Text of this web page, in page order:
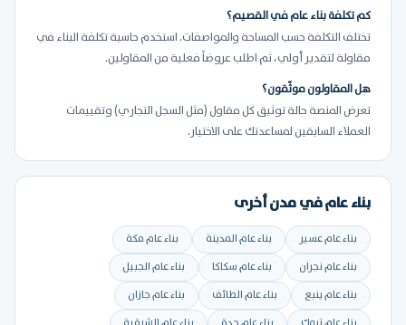
كم تكلفة بناء عام في القصيم؟
تختلف التكلفة حسب المساحة والمواصفات. استخدم حاسبة تكلفة البناء في
مقاولة لتقدير أولي، ثم اطلب عروضاً فعلية من المقاولين.
هل المقاولون موثّقون؟
تعرض المنصة حالة توثيق كل مقاول (مثل السجل التجاري) وتقييمات
العملاء السابقين لمساعدتك على الاختيار.
بناء عام في مدن أخرى
بناء عام عسير بناء عام المدينة
بناء عام مكة
بناء عام نجران
بناء عام سكاكا
بناء عام الجبيل
بناء عام ينبع
بناء عام الطائف
بناء عام جازان